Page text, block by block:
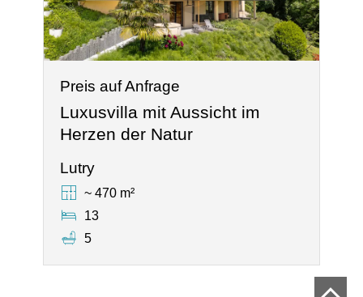
Preis auf Anfrage
Luxusvilla mit Aussicht im
Herzen der Natur
Lutry
~ 470 m²
13
5